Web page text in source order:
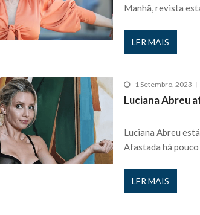
Manhã, revista
LER MAIS
1 Setembro, 2023
Luciana Abreu
Luciana Abreu
Afastada há pouco
LER MAIS